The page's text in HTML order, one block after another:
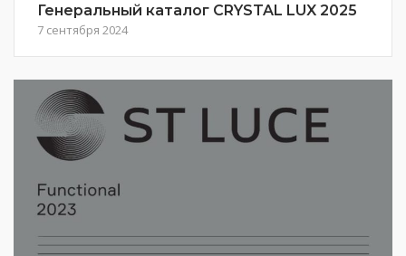
Генеральный каталог CRYSTAL LUX 2025
7 сентября 2024